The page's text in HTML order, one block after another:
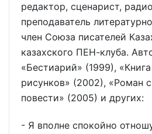
редактор, сценарист,
преподаватель
член Союза писателей
казахского ПЕН-клуба.
«Бестиарий» (1999),
рисунков» (2002), «Роман
повести» (2005) и других:
- Я вполне спокойно